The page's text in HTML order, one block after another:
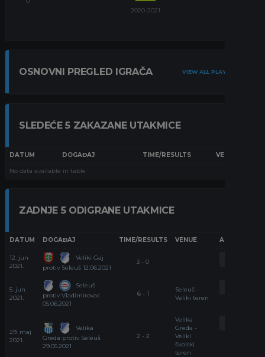
OSNOVNI PREGLED IGRAČA VIEW ALL PLAYERS
SLEDEĆE 5 ZAKAZANE UTAKMICE
DATUM DOGAĐAJ TIME/RESULTS VENUE
No data available in table
ZADNJE 5 ODIGRANE UTAKMICE
DATUM DOGAĐAJ TIME/RESULTS VENUE ARTICLE
12. jun
2021.
Veliki Gaj
protiv Seleuš 12.06.2021
3 - 0
5. jun
2021.
Seleuš
protiv Vladimirovac
05.06.2021
6 - 1
Seleuš -
Veliki teren
29. maj
2021.
Velika
Greda protiv Seleuš
29.05.2021
2 - 2
Velika
Greda -
Veliki
školski
teren